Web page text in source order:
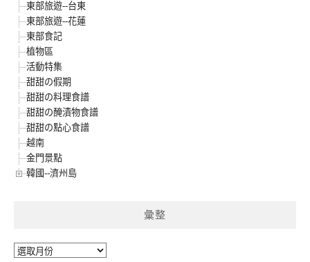
東部旅遊--台東
東部旅遊--花蓮
東部食記
植物區
活動特集
甜甜の假期
甜甜の料理食譜
甜甜の醃漬物食譜
甜甜の點心食譜
越南
金門景點
韓國--濟州島
彙整
彙